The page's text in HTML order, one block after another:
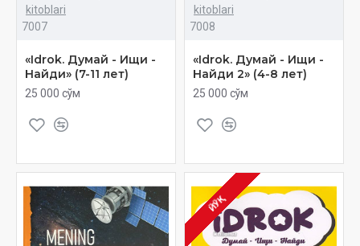
kitoblari
7007
«Idrok. Думай - Ищи -
Найди» (7-11 лет)
25 000 сўм
kitoblari
7008
«Idrok. Думай - Ищи -
Найди 2» (4-8 лет)
25 000 сўм
ЙЎҚ